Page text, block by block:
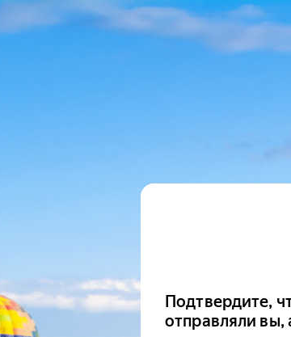
Подтвердите,
отправляли вы,